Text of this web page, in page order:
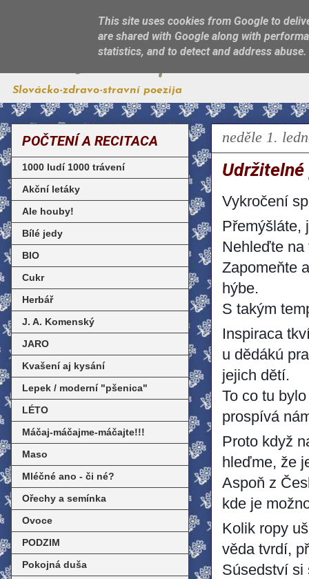
Jest, jak sa patří
Slovácko-zdravo-stravní poezija
neděle 1.
Vykročení
Přemýšláte,
Nehleďte na
Zapomeňte
hýbe.
S takým
Inspiraca
u dědákú
jejich dětí.
To co tu
prospívá
Prot‎o když
hleďme, že
‎Aspoň z
kde je
Kolik ropy
věda tvrdí,
Súsedství si
POČTENÍ A RECITACA
1000 ludí 1000 trávení
Akční letáky
Ale houby!
Bílé jedy
BIO
Cukr
Herbář
J. A. Komenský
JARO
Kvašení aj kysání
Lepek / moderní "pšenica"
LÉTO
Máčaj-máčajme-máčajte!!!
Maso
Mléčné ano - či né?
Ořechy a semínka
Ovoce
PODZIM
Pokojná duša
This site uses cookies from Google to
are shared with Google along with
statistics, and to detect and address abuse.